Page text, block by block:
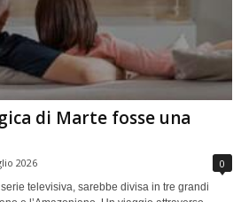
di Marte fosse una
2026 0
televisiva, sarebbe divisa in tre grandi